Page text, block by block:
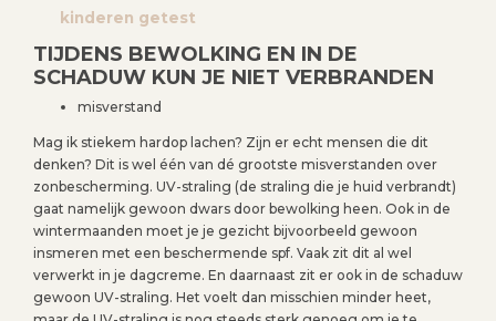
kinderen getest
TIJDENS BEWOLKING EN IN DE
SCHADUW KUN JE NIET VERBRANDEN
misverstand
Mag ik stiekem hardop lachen? Zijn er echt mensen die dit
denken? Dit is wel één van dé grootste misverstanden over
zonbescherming. UV-straling (de straling die je huid verbrandt)
gaat namelijk gewoon dwars door bewolking heen. Ook in de
wintermaanden moet je je gezicht bijvoorbeeld gewoon
insmeren met een beschermende spf. Vaak zit dit al wel
verwerkt in je dagcreme. En daarnaast zit er ook in de schaduw
gewoon UV-straling. Het voelt dan misschien minder heet,